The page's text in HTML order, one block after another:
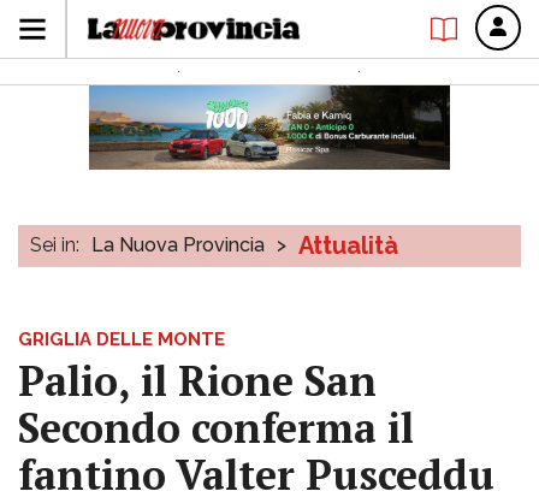
Sei in: La Nuova Provincia > Attualità
GRIGLIA DELLE MONTE
Palio, il Rione San
Secondo conferma il
fantino Valter Pusceddu